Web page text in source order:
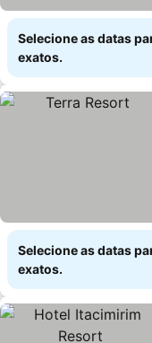
Selecione as datas
exatos.
Selecione as datas
exatos.